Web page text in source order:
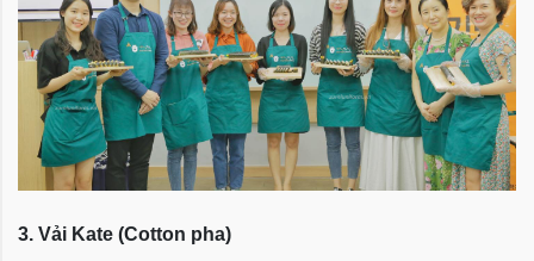
3. Vải Kate (Cotton pha)